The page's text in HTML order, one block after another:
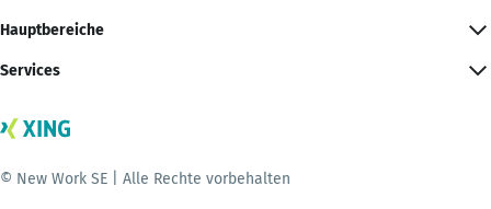
Hauptbereiche
Services
© New Work SE | Alle Rechte vorbehalten